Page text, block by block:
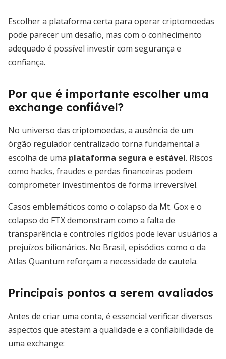
Escolher a plataforma certa para operar criptomoedas
pode parecer um desafio, mas com o conhecimento
adequado é possível investir com segurança e
confiança.
Por que é importante escolher uma
exchange confiável?
No universo das criptomoedas, a ausência de um
órgão regulador centralizado torna fundamental a
escolha de uma plataforma segura e estável. Riscos
como hacks, fraudes e perdas financeiras podem
comprometer investimentos de forma irreversível.
Casos emblemáticos como o colapso da Mt. Gox e o
colapso do FTX demonstram como a falta de
transparência e controles rígidos pode levar usuários a
prejuízos bilionários. No Brasil, episódios como o da
Atlas Quantum reforçam a necessidade de cautela.
Principais pontos a serem avaliados
Antes de criar uma conta, é essencial verificar diversos
aspectos que atestam a qualidade e a confiabilidade de
uma exchange: